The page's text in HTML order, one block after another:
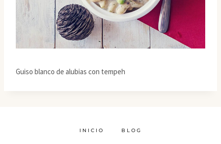
Guiso blanco de alubias con tempeh
INICIO BLOG